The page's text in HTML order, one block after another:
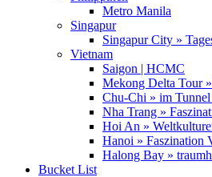
Metro Manila
Singapur
Singapur City »
Vietnam
Saigon | HCMC
Mekong Delta Tour
Chu-Chi » im
Nha Trang »
Hoi An »
Hanoi » Faszination
Halong Bay »
Bucket List